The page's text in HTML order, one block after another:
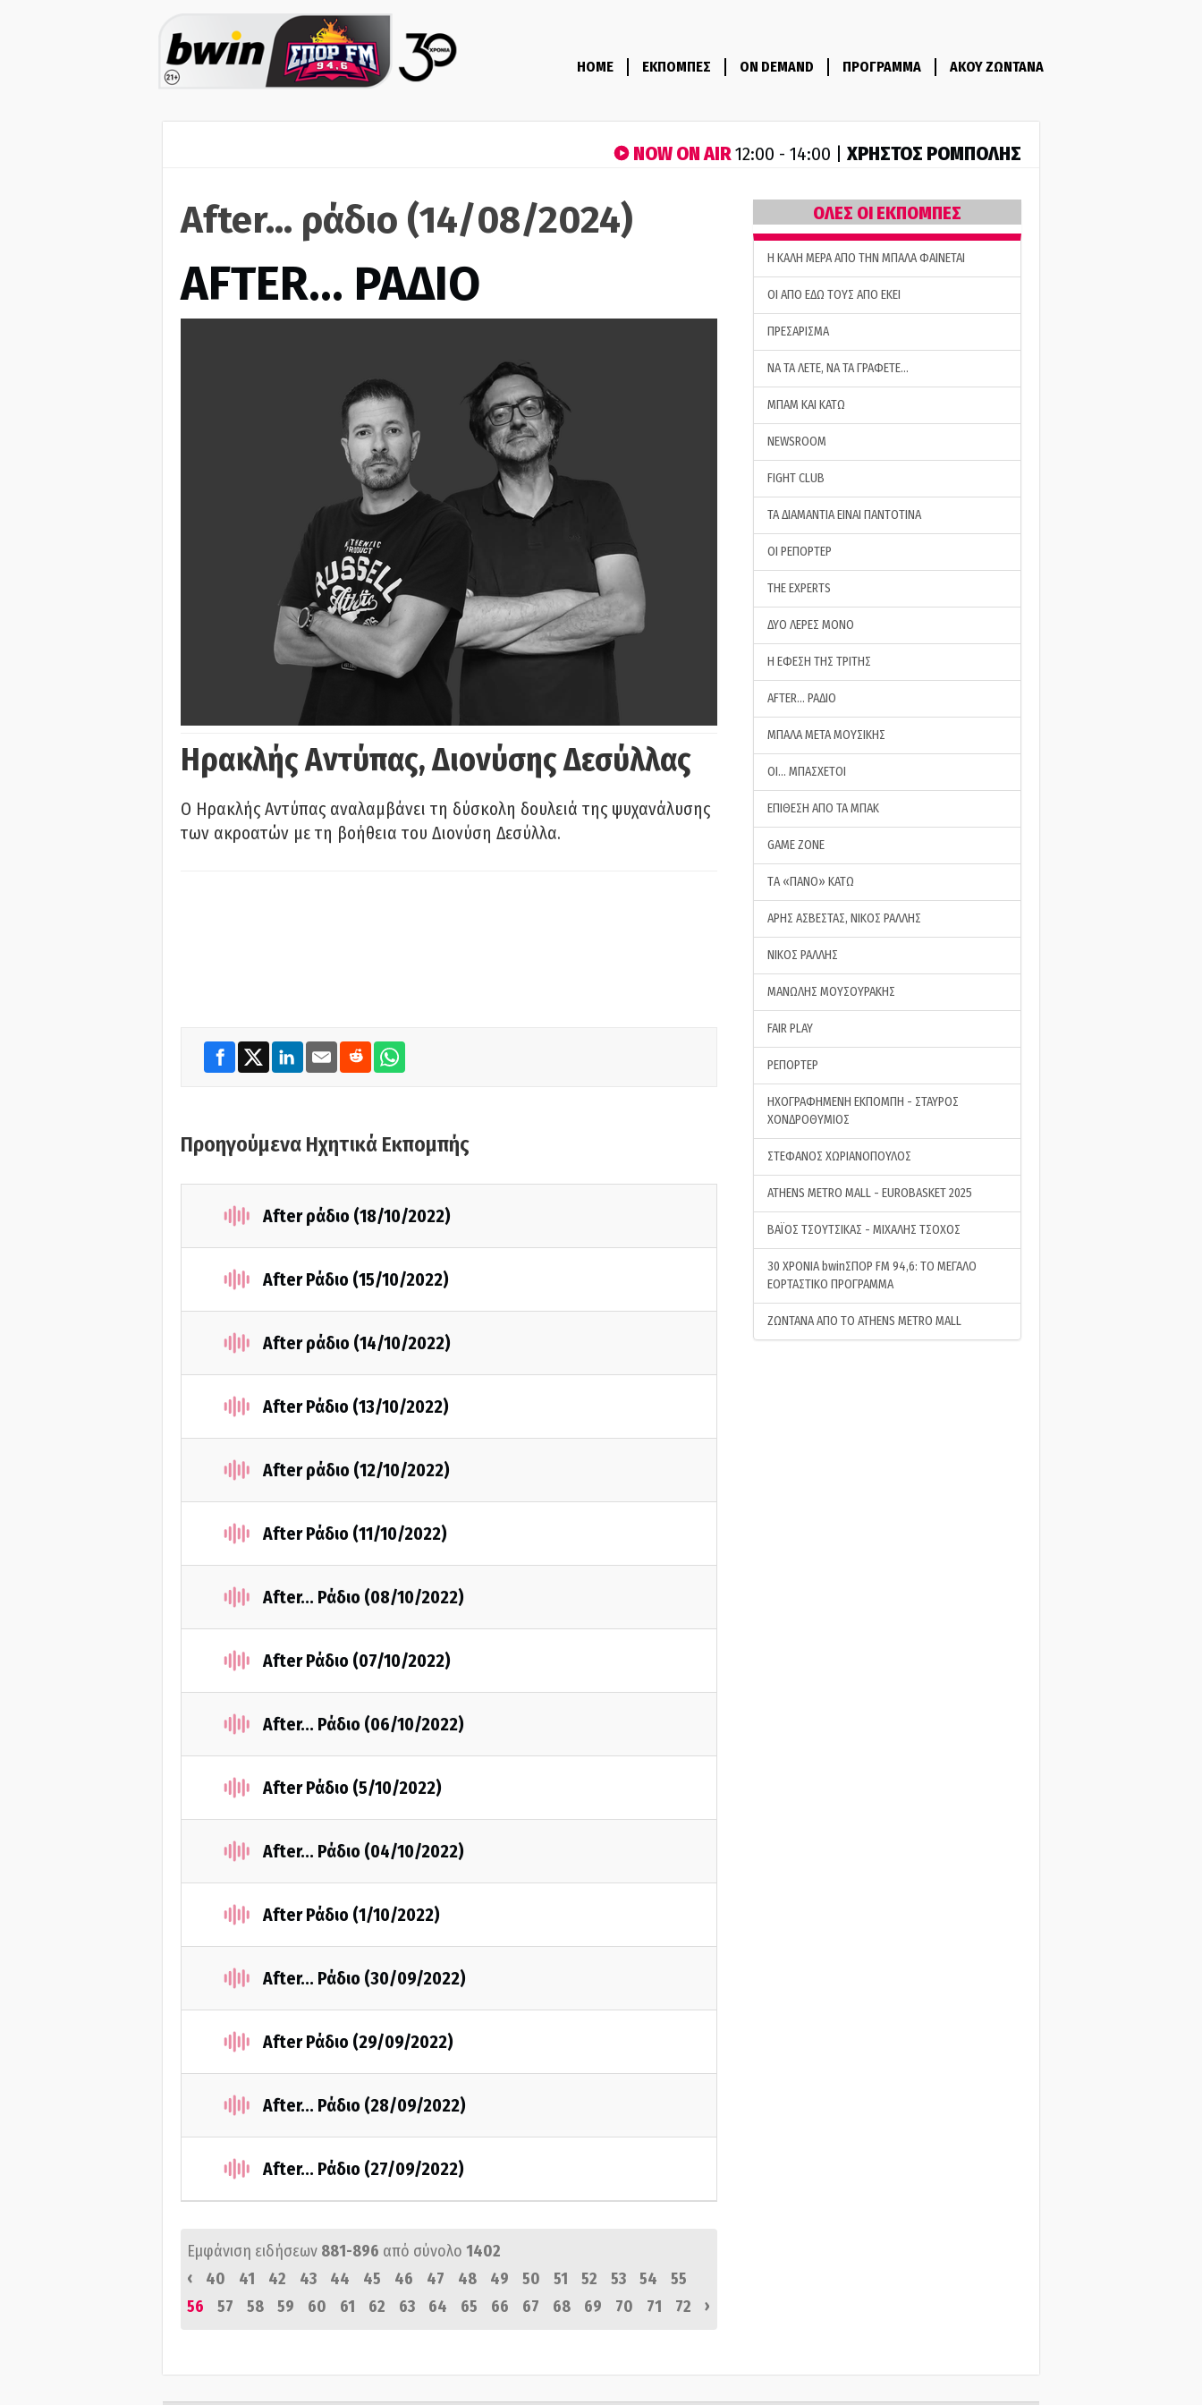
HOME ΕΚΠΟΜΠΕΣ ON DEMAND ΠΡΟΓΡΑΜΜΑ ΑΚΟΥ ΖΩΝΤΑΝΑ
NOW ON AIR12:00 - 14:00 | ΧΡΗΣΤΟΣ ΡΟΜΠΟΛΗΣ
After... ράδιο (14/08/2024)
AFTER… ΡΑΔΙΟ
Ηρακλής Αντύπας, Διονύσης Δεσύλλας
Ο Ηρακλής Αντύπας αναλαμβάνει τη δύσκολη δουλειά της ψυχανάλυσης
των ακροατών με τη βοήθεια του Διονύση Δεσύλλα.
Προηγούμενα Ηχητικά Εκπομπής
After ράδιο (18/10/2022)
After Ράδιο (15/10/2022)
After ράδιο (14/10/2022)
After Ράδιο (13/10/2022)
After ράδιο (12/10/2022)
After Ράδιο (11/10/2022)
After... Ράδιο (08/10/2022)
After Ράδιο (07/10/2022)
After... Ράδιο (06/10/2022)
After Ράδιο (5/10/2022)
After... Ράδιο (04/10/2022)
After Ράδιο (1/10/2022)
After... Ράδιο (30/09/2022)
After Ράδιο (29/09/2022)
After... Ράδιο (28/09/2022)
After... Ράδιο (27/09/2022)
Εμφάνιση ειδήσεων 881-896 από σύνολο 1402
‹
40 41 42 43 44 45 46 47 48 49 50 51 52 53 54
55
56
57 58 59 60 61 62 63 64 65 66 67 68 69 70 71 72 ›
ΟΛΕΣ ΟΙ ΕΚΠΟΜΠΕΣ
H ΚΑΛΗ ΜΕΡΑ ΑΠΟ ΤΗΝ ΜΠΑΛΑ ΦΑΙΝΕΤΑΙ
ΟΙ ΑΠΟ ΕΔΩ ΤΟΥΣ ΑΠΟ ΕΚΕΙ
ΠΡΕΣΑΡΙΣΜΑ
ΝΑ ΤΑ ΛΕΤΕ, ΝΑ ΤΑ ΓΡΑΦΕΤΕ…
ΜΠΑΜ ΚΑΙ ΚΑΤΩ
NEWSROOM
FIGHT CLUB
ΤΑ ΔΙΑΜΑΝΤΙΑ ΕΙΝΑΙ ΠΑΝΤΟΤΙΝΑ
ΟΙ ΡΕΠΟΡΤΕΡ
THE EXPERTS
ΔΥΟ ΛΕΡΕΣ ΜΟΝΟ
Η ΕΦΕΣΗ ΤΗΣ ΤΡΙΤΗΣ
AFTER… ΡΑΔΙΟ
ΜΠΑΛΑ ΜΕΤΑ ΜΟΥΣΙΚΗΣ
ΟΙ… ΜΠΑΣΧΕΤΟΙ
ΕΠΙΘΕΣΗ ΑΠΟ ΤΑ ΜΠΑΚ
GAME ZONE
ΤA «ΠΑΝΟ» ΚΑΤΩ
ΑΡΗΣ ΑΣΒΕΣΤΑΣ, ΝΙΚΟΣ ΡΑΛΛΗΣ
ΝΙΚΟΣ ΡΑΛΛΗΣ
ΜΑΝΩΛΗΣ ΜΟΥΣΟΥΡΑΚΗΣ
FAIR PLAY
ΡΕΠΟΡΤΕΡ
ΗΧΟΓΡΑΦΗΜΕΝΗ ΕΚΠΟΜΠΗ - ΣΤΑΥΡΟΣ
ΧΟΝΔΡΟΘΥΜΙΟΣ
ΣΤΕΦΑΝΟΣ ΧΩΡΙΑΝΟΠΟΥΛΟΣ
ATHENS METRO MALL - EUROBASKET 2025
ΒΑΪΟΣ ΤΣΟΥΤΣΙΚΑΣ - ΜΙΧΑΛΗΣ ΤΣΟΧΟΣ
30 ΧΡΟΝΙΑ bwinΣΠΟΡ FM 94,6: ΤΟ ΜΕΓΑΛΟ
ΕΟΡΤΑΣΤΙΚΟ ΠΡΟΓΡΑΜΜΑ
ΖΩΝΤΑΝΑ ΑΠΟ ΤΟ ATHENS METRO MALL